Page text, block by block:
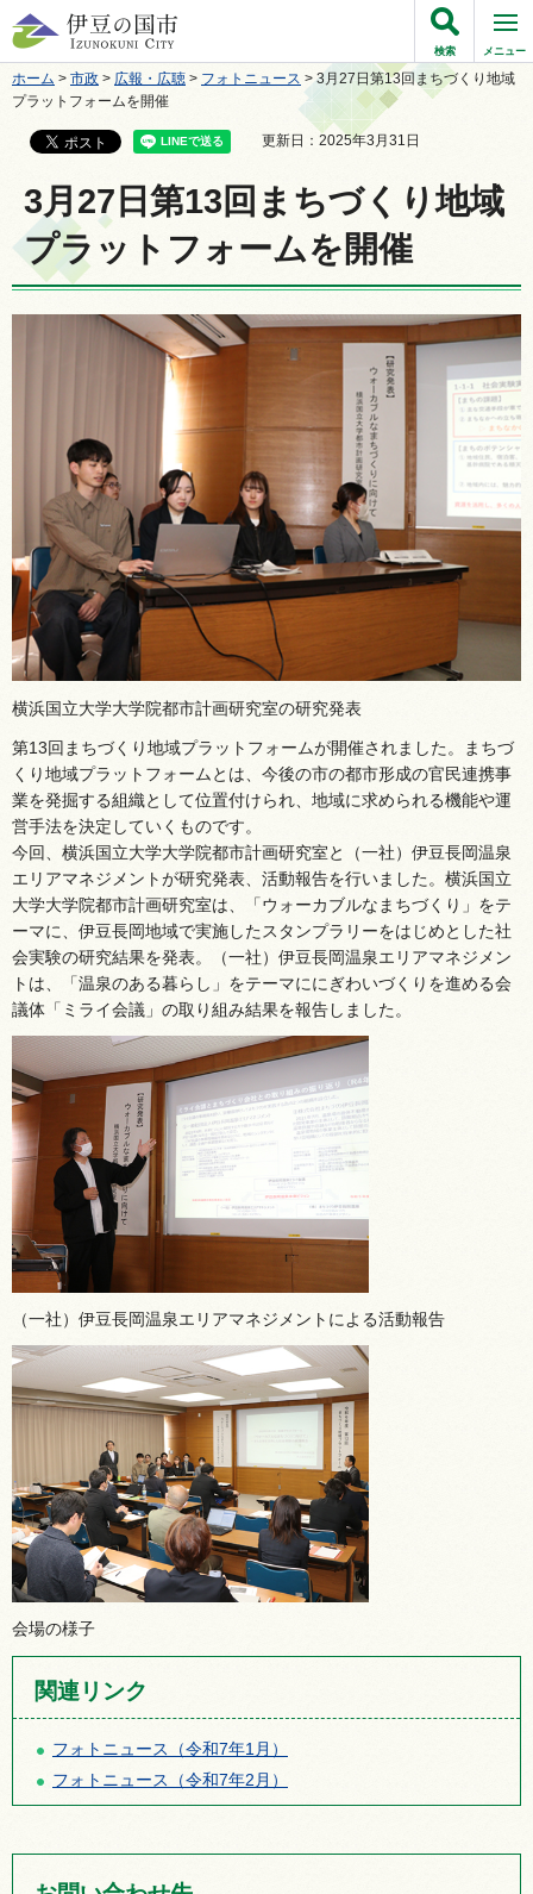
伊豆の国市
検索 メニュー
ホーム > 市政 > 広報・広聴 > フォトニュース > 3月27日第13回まちづくり地域
プラットフォームを開催
更新日：2025年3月31日
3月27日第13回まちづくり地域
プラットフォームを開催
横浜国立大学大学院都市計画研究室の研究発表
第13回まちづくり地域プラットフォームが開催されました。まちづ
くり地域プラットフォームとは、今後の市の都市形成の官民連携事
業を発掘する組織として位置付けられ、地域に求められる機能や運
営手法を決定していくものです。
今回、横浜国立大学大学院都市計画研究室と（一社）伊豆長岡温泉
エリアマネジメントが研究発表、活動報告を行いました。横浜国立
大学大学院都市計画研究室は、「ウォーカブルなまちづくり」をテ
ーマに、伊豆長岡地域で実施したスタンプラリーをはじめとした社
会実験の研究結果を発表。（一社）伊豆長岡温泉エリアマネジメン
トは、「温泉のある暮らし」をテーマににぎわいづくりを進める会
議体「ミライ会議」の取り組み結果を報告しました。
（一社）伊豆長岡温泉エリアマネジメントによる活動報告
会場の様子
関連リンク
フォトニュース（令和7年1月）
フォトニュース（令和7年2月）